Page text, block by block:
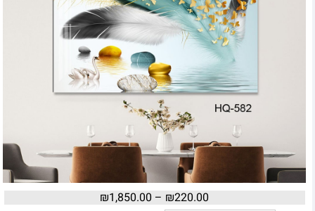
₪220.00
–
₪1,850.00